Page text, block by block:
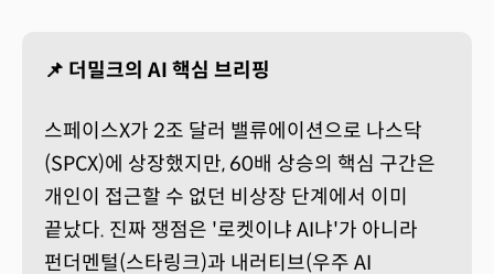
📌 더밀크의 AI 핵심 브리핑
스페이스X가 2조 달러 밸류에이션으로 나스닥
(SPCX)에 상장했지만, 60배 상승의 핵심 구간은
개인이 접근할 수 없던 비상장 단계에서 이미
끝났다. 진짜 쟁점은 '로켓이냐 AI냐'가 아니라
펀더멘털(스타링크)과 내러티브(우주 AI